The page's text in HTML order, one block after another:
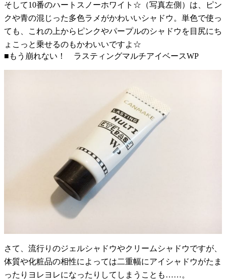
そして10番のハートスノーホワイト☆（写真左側）は、ピン
クや青の混じった多色ラメがかわいいシャドウ。単色で使っ
ても、これの上からピンクやパープルのシャドウを目尻にち
ょこっと乗せるのもかわいいですよ☆
■もう崩れない！ ラスティングマルチアイベースWP
さて、流行りのジェルシャドウやクリームシャドウですが、
体質や化粧品の相性によっては二重幅にアイシャドウがたま
ったりヨレヨレになったりしてしまうことも……。